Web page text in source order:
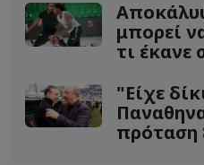
μπορεί
τι έκανε
"Είχε
πρόταση